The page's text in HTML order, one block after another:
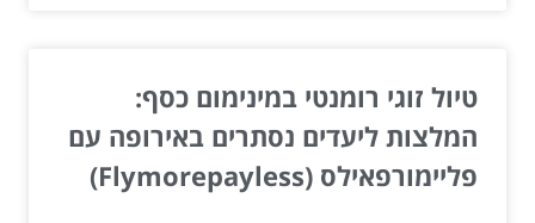
טיול זוגי רומנטי במינימום כסף:
המלצות ליעדים נסתרים באירופה עם
פליימורפאילס (Flymorepayless)